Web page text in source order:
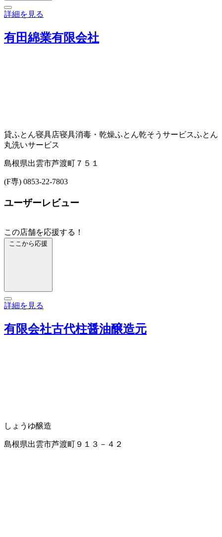
詳細を見る
有田綿業有限会社
貸ふとん寝具店寝具消毒・乾燥ふとん乾そうサービスふとん
丸洗いサービス
島根県出雲市芦渡町７５１
(F専) 0853-22-7803
ユーザーレビュー
この店舗を応援する！
ここから応援
詳細を見る
有限会社古代柱醤油醸造元
しょうゆ醸造
島根県出雲市芦渡町９１３－４２